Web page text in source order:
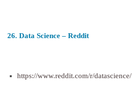
26. Data Science – Reddit
https://www.reddit.com/r/datascience/